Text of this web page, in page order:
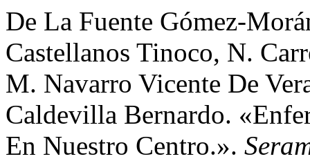
De La Fuente Gómez-
Castellanos Tinoco, N.
M. Navarro Vicente De
Caldevilla Bernardo.
En Nuestro Centro.».